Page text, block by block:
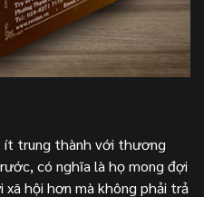
ít trung thành với thương
có nghĩa là họ mong đợi
hội hơn mà không phải trả